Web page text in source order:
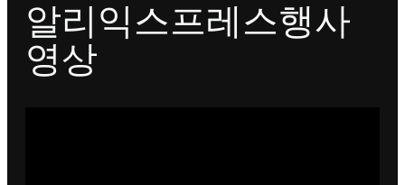
알리익스프레스행사
영상